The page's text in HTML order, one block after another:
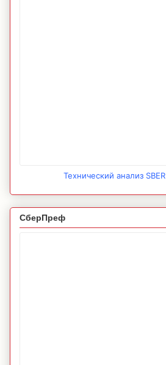
Технический анализ SBER
СберПреф